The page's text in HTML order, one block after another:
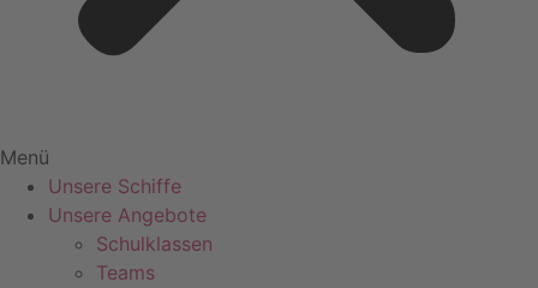
Menü
Unsere Schiffe
Unsere Angebote
Schulklassen
Teams